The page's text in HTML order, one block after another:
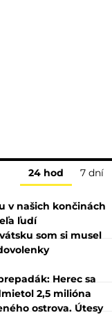
24 hod 7 dní
v našich končinách
ľudí
som si musel
Herec sa
2,5 milióna
ostrova. Útesy